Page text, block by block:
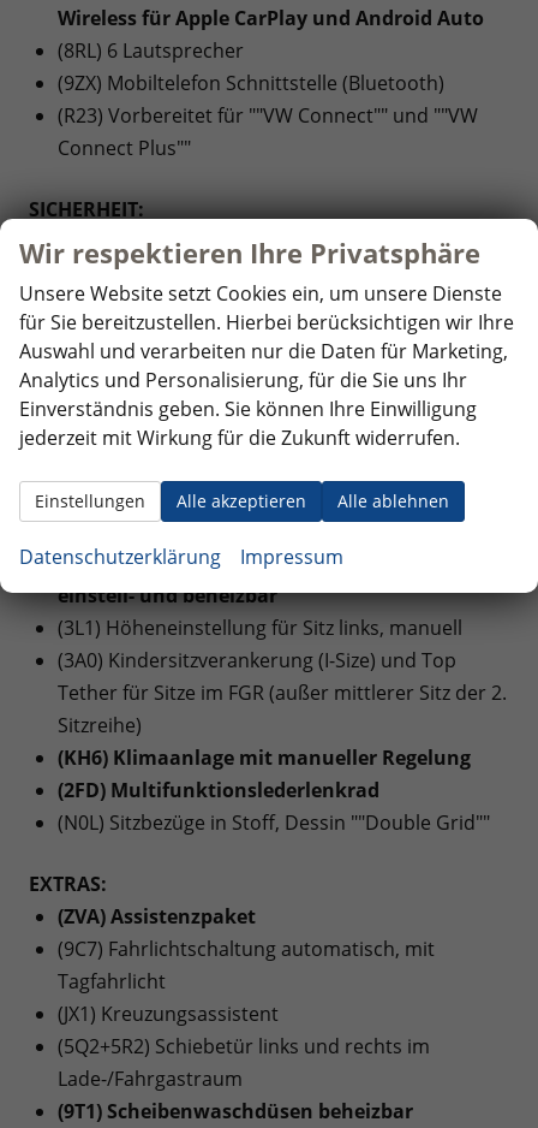
Wireless für Apple CarPlay und Android Auto
(8RL) 6 Lautsprecher
(9ZX) Mobiltelefon Schnittstelle (Bluetooth)
(R23) Vorbereitet für ""VW Connect"" und ""VW
Connect Plus""
SICHERHEIT:
(EM2) Ablenkungs- und Müdigkeitserkennung
(4UF) Airbags für Fahrer und Beifahrer, mit
Beifahrer-Airbag-Deaktivierung
(8J3) Notbremsassistent ""Front Assist"" mit
Fußgänger- und Radfahrererkennung
(6C6) Seiten- und Kopfairbag für Fahrer und
Beifahrer, Kopfairbags für die äußeren Sitzplätze
INNENAUSSTATTUNG UND KOMFORT:
(6XP) Außenspiegel elektrisch anklapp-,
einstell- und beheizbar
(3L1) Höheneinstellung für Sitz links, manuell
(3A0) Kindersitzverankerung (I-Size) und Top
Tether für Sitze im FGR (außer mittlerer Sitz der 2.
Sitzreihe)
(KH6) Klimaanlage mit manueller Regelung
(2FD) Multifunktionslederlenkrad
(N0L) Sitzbezüge in Stoff, Dessin ""Double Grid""
EXTRAS:
(ZVA) Assistenzpaket
(9C7) Fahrlichtschaltung automatisch, mit
Tagfahrlicht
(JX1) Kreuzungsassistent
(5Q2+5R2) Schiebetür links und rechts im
Lade-/Fahrgastraum
(9T1) Scheibenwaschdüsen beheizbar
Wir respektieren Ihre Privatsphäre
Unsere Website setzt Cookies ein, um unsere Dienste
für Sie bereitzustellen. Hierbei berücksichtigen wir Ihre
Auswahl und verarbeiten nur die Daten für Marketing,
Analytics und Personalisierung, für die Sie uns Ihr
Einverständnis geben. Sie können Ihre Einwilligung
jederzeit mit Wirkung für die Zukunft widerrufen.
Alle akzeptieren Alle ablehnen
Einstellungen
Datenschutzerklärung Impressum